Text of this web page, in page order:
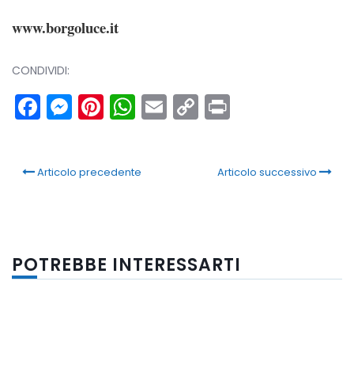
www.borgoluce.it
CONDIVIDI:
Facebook
Messenger
Pinterest
WhatsApp
Email
Copy
Link
Articolo precedente Articolo successivo
POTREBBE INTERESSARTI